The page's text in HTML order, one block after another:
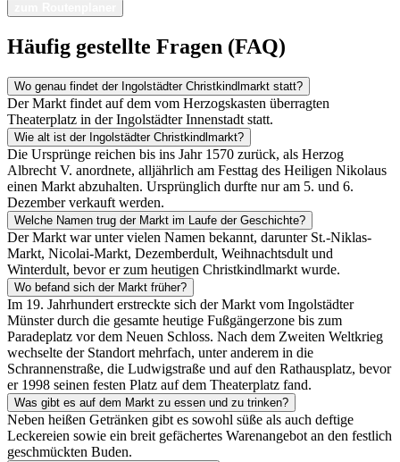
Häufig gestellte Fragen (FAQ)
Wo genau findet der Ingolstädter Christkindlmarkt statt?
Der Markt findet auf dem vom Herzogskasten überragten
Theaterplatz in der Ingolstädter Innenstadt statt.
Wie alt ist der Ingolstädter Christkindlmarkt?
Die Ursprünge reichen bis ins Jahr 1570 zurück, als Herzog
Albrecht V. anordnete, alljährlich am Festtag des Heiligen Nikolaus
einen Markt abzuhalten. Ursprünglich durfte nur am 5. und 6.
Dezember verkauft werden.
Welche Namen trug der Markt im Laufe der Geschichte?
Der Markt war unter vielen Namen bekannt, darunter St.-Niklas-
Markt, Nicolai-Markt, Dezemberdult, Weihnachtsdult und
Winterdult, bevor er zum heutigen Christkindlmarkt wurde.
Wo befand sich der Markt früher?
Im 19. Jahrhundert erstreckte sich der Markt vom Ingolstädter
Münster durch die gesamte heutige Fußgängerzone bis zum
Paradeplatz vor dem Neuen Schloss. Nach dem Zweiten Weltkrieg
wechselte der Standort mehrfach, unter anderem in die
Schrannenstraße, die Ludwigstraße und auf den Rathausplatz, bevor
er 1998 seinen festen Platz auf dem Theaterplatz fand.
Was gibt es auf dem Markt zu essen und zu trinken?
Neben heißen Getränken gibt es sowohl süße als auch deftige
Leckereien sowie ein breit gefächertes Warenangebot an den festlich
geschmückten Buden.